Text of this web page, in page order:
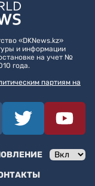
«DKNews.kz»
и информации
на учет №
года.
партиям на